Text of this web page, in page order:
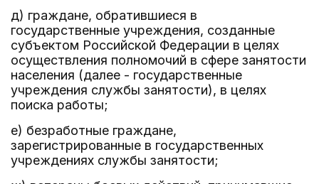
д) граждане, обратившиеся в
государственные учреждения, созданные
субъектом Российской Федерации в целях
осуществления полномочий в сфере занятости
населения (далее - государственные
учреждения службы занятости), в целях
поиска работы;
е) безработные граждане,
зарегистрированные в государственных
учреждениях службы занятости;